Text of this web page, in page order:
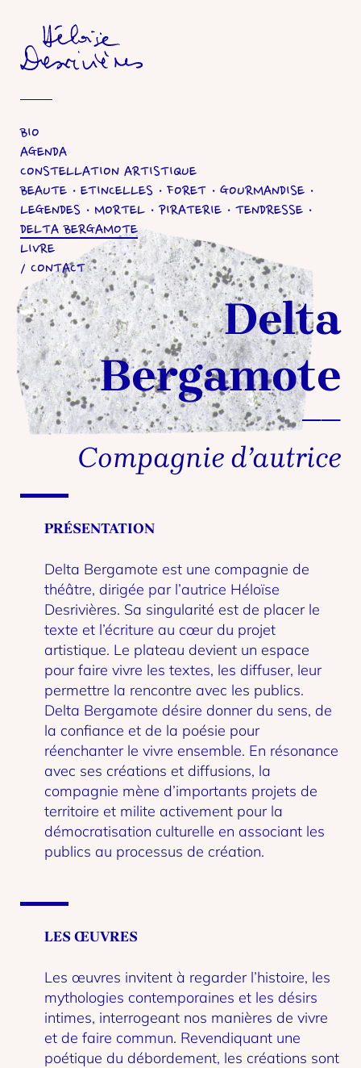
BIO
AGENDA
CONSTELLATION ARTISTIQUE
BEAUTE
ETINCELLES FORET
GOURMANDISE
LEGENDES
MORTEL PIRATERIE
TENDRESSE
DELTA BERGAMOTE
LIVRE
CONTACT
Delta
Bergamote
Compagnie d’autrice
PRÉSENTATION
Delta Bergamote est une compagnie de
théâtre, dirigée par l’autrice Héloïse
Desrivières. Sa singularité est de placer le
texte et l’écriture au cœur du projet
artistique. Le plateau devient un espace
pour faire vivre les textes, les diffuser, leur
permettre la rencontre avec les publics.
Delta Bergamote désire donner du sens, de
la confiance et de la poésie pour
réenchanter le vivre ensemble. En résonance
avec ses créations et diffusions, la
compagnie mène d’importants projets de
territoire et milite activement pour la
démocratisation culturelle en associant les
publics au processus de création.
LES ŒUVRES
Les œuvres invitent à regarder l’histoire, les
mythologies contemporaines et les désirs
intimes, interrogeant nos manières de vivre
et de faire commun. Revendiquant une
poétique du débordement, les créations sont